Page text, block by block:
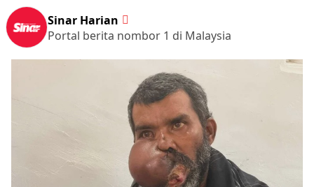
Sinar Harian
Portal berita nombor 1 di Malaysia